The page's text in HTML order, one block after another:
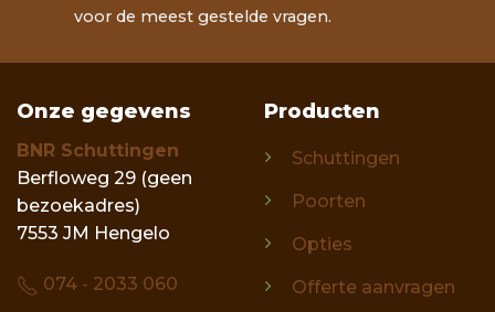
voor de meest gestelde vragen.
Onze gegevens
BNR Schuttingen
Berfloweg 29 (geen
bezoekadres)
7553 JM Hengelo
074 - 2033 060
Producten
Schuttingen
Poorten
Opties
Offerte aanvragen